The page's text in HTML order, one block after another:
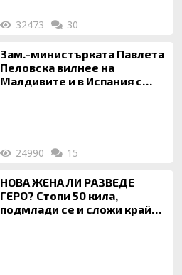
32473 30
Зам.-министърката Павлета
Пеловска вилнее на
Малдивите и в Испания с
24990 15
НОВА ЖЕНА ЛИ РАЗВЕДЕ
ГЕРО? Стопи 50 кила,
подмлади се и сложи край